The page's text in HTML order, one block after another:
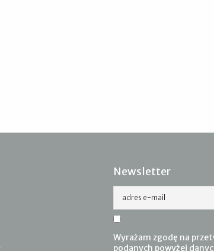
Newsletter
adres e-mail
Wyrażam zgodę na
podanych powyżej